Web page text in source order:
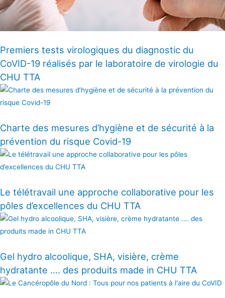
Premiers tests virologiques du diagnostic du
CoVID-19 réalisés par le laboratoire de virologie du
CHU TTA
Charte des mesures d’hygiène et de sécurité à la
prévention du risque Covid-19
Le télétravail une approche collaborative pour les
pôles d’excellences du CHU TTA
Gel hydro alcoolique, SHA, visière, crème
hydratante …. des produits made in CHU TTA